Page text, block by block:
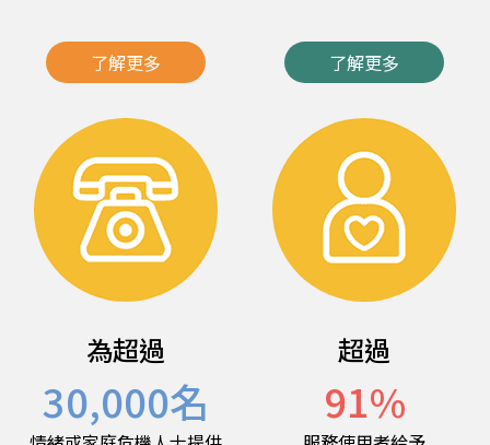
了解更多 了解更多
為超過
30,000名
超過
91%